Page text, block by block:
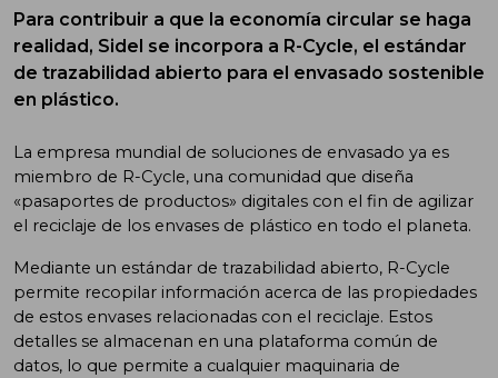
Para contribuir a que la economía circular se haga
realidad, Sidel se incorpora a R-Cycle, el estándar
de trazabilidad abierto para el envasado sostenible
en plástico.
La empresa mundial de soluciones de envasado ya es
miembro de R-Cycle, una comunidad que diseña
«pasaportes de productos» digitales con el fin de agilizar
el reciclaje de los envases de plástico en todo el planeta.
Mediante un estándar de trazabilidad abierto, R-Cycle
permite recopilar información acerca de las propiedades
de estos envases relacionadas con el reciclaje. Estos
detalles se almacenan en una plataforma común de
datos, lo que permite a cualquier maquinaria de